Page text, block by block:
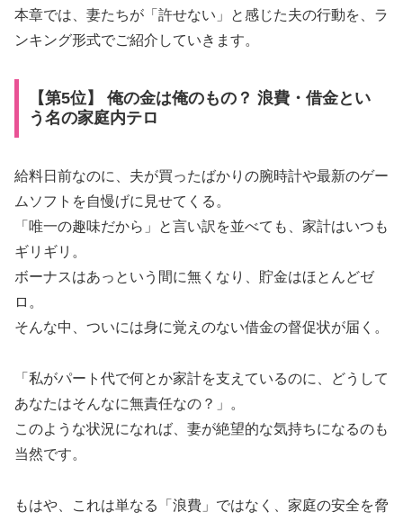
本章では、妻たちが「許せない」と感じた夫の行動を、ラ
ンキング形式でご紹介していきます。
【第5位】 俺の金は俺のもの？ 浪費・借金とい
う名の家庭内テロ
給料日前なのに、夫が買ったばかりの腕時計や最新のゲー
ムソフトを自慢げに見せてくる。
「唯一の趣味だから」と言い訳を並べても、家計はいつも
ギリギリ。
ボーナスはあっという間に無くなり、貯金はほとんどゼ
ロ。
そんな中、ついには身に覚えのない借金の督促状が届く。
「私がパート代で何とか家計を支えているのに、どうして
あなたはそんなに無責任なの？」。
このような状況になれば、妻が絶望的な気持ちになるのも
当然です。
もはや、これは単なる「浪費」ではなく、家庭の安全を脅